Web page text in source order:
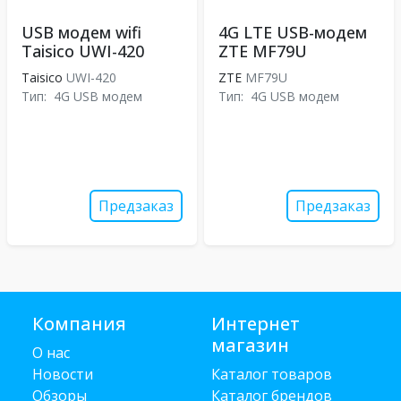
USB модем wifi
Taisico UWI-420
Taisico UWI-420
Тип: 4G USB модем
Предзаказ
4G LTE USB-модем
ZTE MF79U
ZTE MF79U
Тип: 4G USB модем
Предзаказ
Компания
О нас
Новости
Обзоры
Интернет
магазин
Каталог товаров
Каталог брендов